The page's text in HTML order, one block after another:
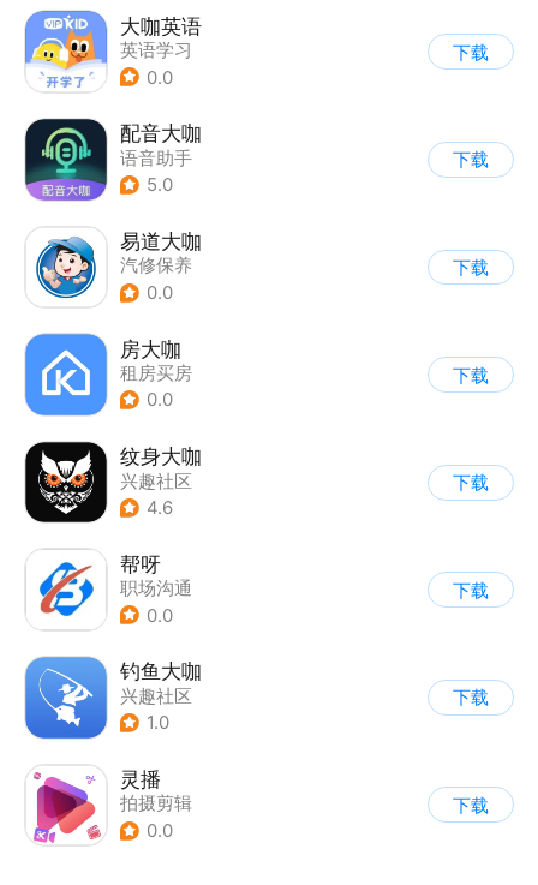
大咖英语
英语学习
0.0
下载
配音大咖
语音助手
5.0
下载
易道大咖
汽修保养
0.0
下载
房大咖
租房买房
0.0
下载
纹身大咖
兴趣社区
4.6
下载
帮呀
职场沟通
0.0
下载
钓鱼大咖
兴趣社区
1.0
下载
灵播
拍摄剪辑
0.0
下载